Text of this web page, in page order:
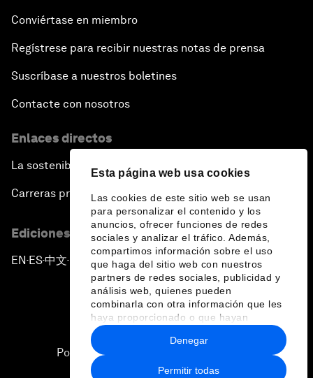
Esta página web usa cookies
Las cookies de este sitio web se usan
para personalizar el contenido y los
anuncios, ofrecer funciones de redes
sociales y analizar el tráfico. Además,
compartimos información sobre el uso
que haga del sitio web con nuestros
partners de redes sociales, publicidad y
análisis web, quienes pueden
combinarla con otra información que les
haya proporcionado o que hayan
recopilado a partir del uso que haya
hecho de sus servicios.
Permitir todas
Denegar
Conviértase en miembro
Regístrese para recibir nuestras notas de prensa
Suscríbase a nuestros boletines
Contacte con nosotros
Enlaces directos
La sostenibilidad en el Foro
Carreras profesionales
Ediciones en otros idiomas
EN ▪ES▪中文▪ 日本語
Política de privacidad y normas de uso